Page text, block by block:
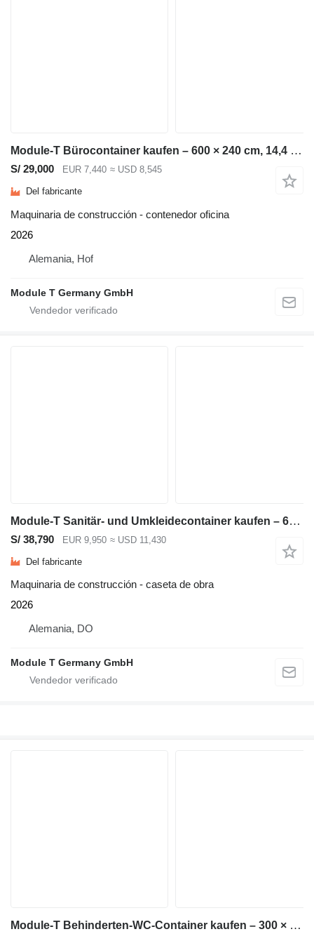
Module-T Bürocontainer kaufen – 600 × 240 cm, 14,4 m² | NEU
S/ 29,000 EUR 7,440 ≈ USD 8,545
Del fabricante
Maquinaria de construcción - contenedor oficina
2026
Alemania, Hof
Module T Germany GmbH
Module-T Sanitär- und Umkleidecontainer kaufen – 600 × 240 cm, 14,4 m² |
S/ 38,790 EUR 9,950 ≈ USD 11,430
Del fabricante
Maquinaria de construcción - caseta de obra
2026
Alemania, DO
Module T Germany GmbH
Module-T Behinderten-WC-Container kaufen – 300 × 240 cm, 7,2 m² | NEU